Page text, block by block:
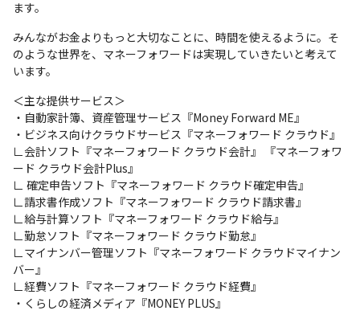
ます。
みんながお金よりもっと大切なことに、時間を使えるように。そ
のような世界を、マネーフォワードは実現していきたいと考えて
います。
＜主な提供サービス＞
・自動家計簿、資産管理サービス『Money Forward ME』
・ビジネス向けクラウドサービス『マネーフォワード クラウド』
∟会計ソフト『マネーフォワード クラウド会計』 『マネーフォワ
ード クラウド会計Plus』
∟ 確定申告ソフト『マネーフォワード クラウド確定申告』
∟請求書作成ソフト『マネーフォワード クラウド請求書』
∟給与計算ソフト『マネーフォワード クラウド給与』
∟勤怠ソフト『マネーフォワード クラウド勤怠』
∟マイナンバー管理ソフト『マネーフォワード クラウドマイナン
バー』
∟経費ソフト『マネーフォワード クラウド経費』
・くらしの経済メディア『MONEY PLUS』